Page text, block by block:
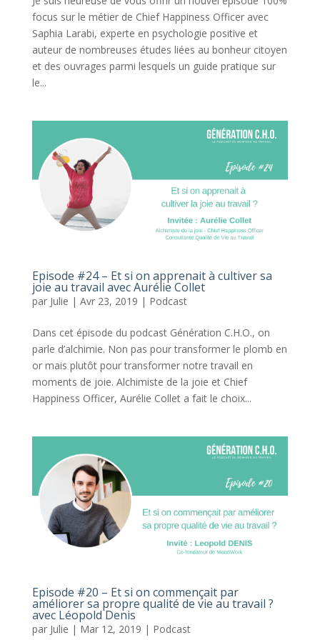
focus sur le métier de Chief Happiness Officer avec
Saphia Larabi, experte en psychologie positive et
auteur de nombreuses études liées au bonheur citoyen
et des ouvrages parmi lesquels un guide pratique sur
le...
Episode #24 – Et si on apprenait à cultiver sa
joie au travail avec Aurélie Collet
par Julie | Avr 23, 2019 | Podcast
Dans cet épisode du podcast Génération C.H.O., on
parle d’alchimie. Non pas pour transformer le plomb en
or mais plutôt pour transformer notre travail en
moments de joie. Alchimiste de la joie et Chief
Happiness Officer, Aurélie Collet a fait le choix...
Episode #20 – Et si on commençait par
améliorer sa propre qualité de vie au travail ?
avec Léopold Denis
par Julie | Mar 12, 2019 | Podcast